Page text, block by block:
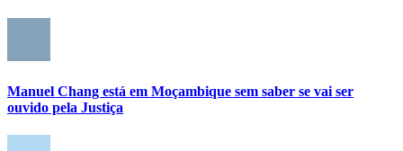
Manuel Chang está em Moçambique sem saber se vai ser
ouvido pela Justiça